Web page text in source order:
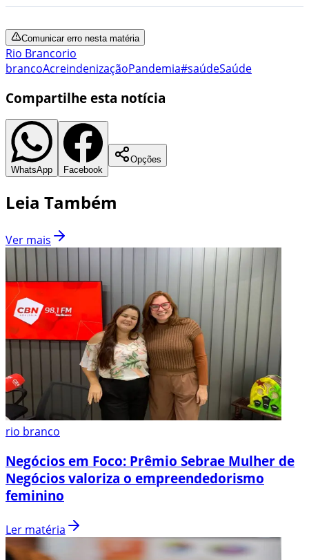
Comunicar erro nesta matéria
Rio Brancorio
brancoAcreindenizaçãoPandemia#saúdeSaúde
Compartilhe esta notícia
WhatsApp Facebook
Opções
Leia Também
Ver mais
rio branco
Negócios em Foco: Prêmio Sebrae Mulher de
Negócios valoriza o empreendedorismo
feminino
Ler matéria